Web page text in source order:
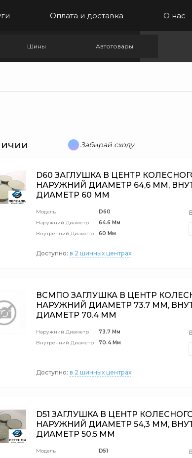
Оплата и доставка О нас
Шины Автотовары
Забирай сходу
D60 ЗАГЛУШКА В ЦЕНТР
НАРУЖНИЙ ДИАМЕТР 64,6 ММ,
ДИАМЕТР 60 ММ
Модель
Наружний Диаметр
Внутренний Диаметр
D60
64.6 Мм
60 Мм
Доступно: в 2 шинных центрах
ВСМПО ЗАГЛУШКА В ЦЕНТР
НАРУЖНИЙ ДИАМЕТР 73.7 ММ,
ДИАМЕТР 70.4 ММ
Наружний Диаметр
Внутренний Диаметр
73.7 Мм
70.4 Мм
Доступно: в 2 шинных центрах
D51 ЗАГЛУШКА В ЦЕНТР
НАРУЖНИЙ ДИАМЕТР 54,3 ММ,
ДИАМЕТР 50,5 ММ
Модель
D51